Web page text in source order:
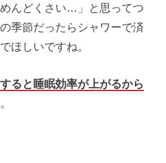
んどくさい…」と思ってつ
季節だったらシャワーで済
ほしいですね。
ると睡眠効率が上がるから